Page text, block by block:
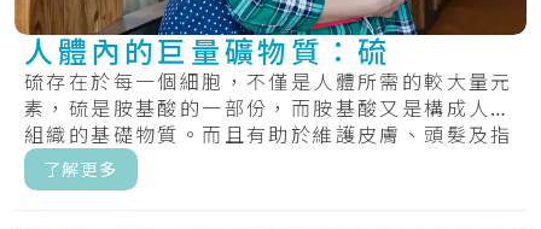
人體內的巨量礦物質：硫
硫存在於每一個細胞，不僅是人體所需的較大量元
素，硫是胺基酸的一部份，而胺基酸又是構成人體
組織的基礎物質。而且有助於維護皮膚、頭髮及指
甲的.....
了解更多